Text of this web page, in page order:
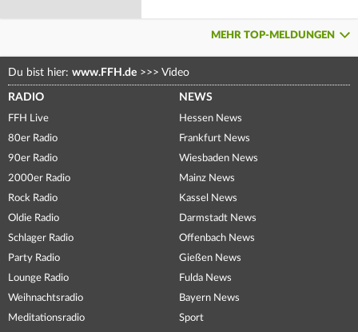
MEHR TOP-MELDUNGEN
Du bist hier: www.FFH.de >>> Video
RADIO
FFH Live
80er Radio
90er Radio
2000er Radio
Rock Radio
Oldie Radio
Schlager Radio
Party Radio
Lounge Radio
Weihnachtsradio
Meditationsradio
NEWS
Hessen News
Frankfurt News
Wiesbaden News
Mainz News
Kassel News
Darmstadt News
Offenbach News
Gießen News
Fulda News
Bayern News
Sport